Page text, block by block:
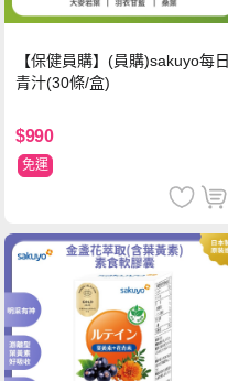
【保健員購】(員購)sakuyo每日
青汁(30條/盒)
$990
免運